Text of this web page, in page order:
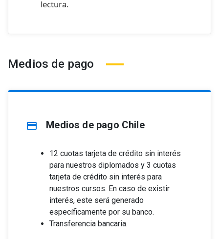
lectura.
Medios de pago
credit_card Medios de pago Chile
12 cuotas tarjeta de crédito sin interés
para nuestros diplomados y 3 cuotas
tarjeta de crédito sin interés para
nuestros cursos. En caso de existir
interés, este será generado
específicamente por su banco.
Transferencia bancaria.